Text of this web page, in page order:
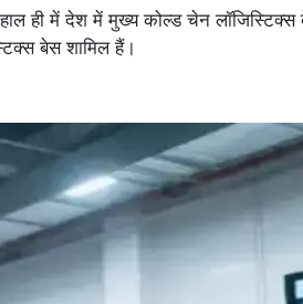
ही में देश में मुख्य कोल्ड चेन लॉजिस्टिक्स
बेस शामिल हैं।